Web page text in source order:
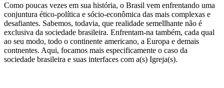
Como poucas vezes em sua história, o Brasil vem enfrentando uma
conjuntura ético-política e sócio-econômica das mais complexas e
desafiantes. Sabemos, todavia, que realidade semellhante não é
exclusiva da sociedade brasileira. Enfrentam-na também, cada qual
ao seu modo, todo o continente americano, a Europa e demais
contnentes. Aqui, focamos mais especificamente o caso da
sociedade brasileira e suas interfaces com a(s) Igreja(s).